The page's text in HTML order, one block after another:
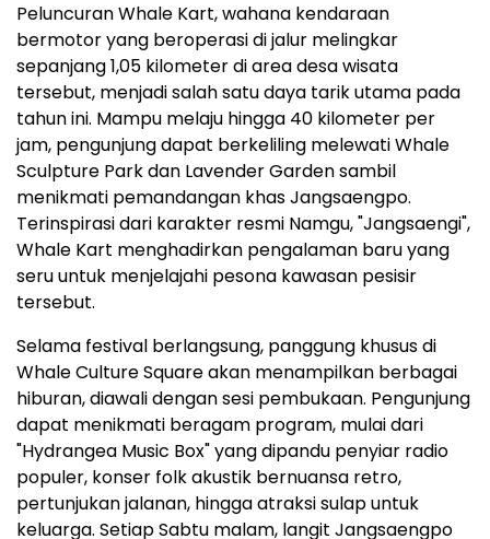
Peluncuran Whale Kart, wahana kendaraan
bermotor yang beroperasi di jalur melingkar
sepanjang 1,05 kilometer di area desa wisata
tersebut, menjadi salah satu daya tarik utama pada
tahun ini. Mampu melaju hingga 40 kilometer per
jam, pengunjung dapat berkeliling melewati Whale
Sculpture Park dan Lavender Garden sambil
menikmati pemandangan khas Jangsaengpo.
Terinspirasi dari karakter resmi Namgu, "Jangsaengi",
Whale Kart menghadirkan pengalaman baru yang
seru untuk menjelajahi pesona kawasan pesisir
tersebut.
Selama festival berlangsung, panggung khusus di
Whale Culture Square akan menampilkan berbagai
hiburan, diawali dengan sesi pembukaan. Pengunjung
dapat menikmati beragam program, mulai dari
"Hydrangea Music Box" yang dipandu penyiar radio
populer, konser folk akustik bernuansa retro,
pertunjukan jalanan, hingga atraksi sulap untuk
keluarga. Setiap Sabtu malam, langit Jangsaengpo